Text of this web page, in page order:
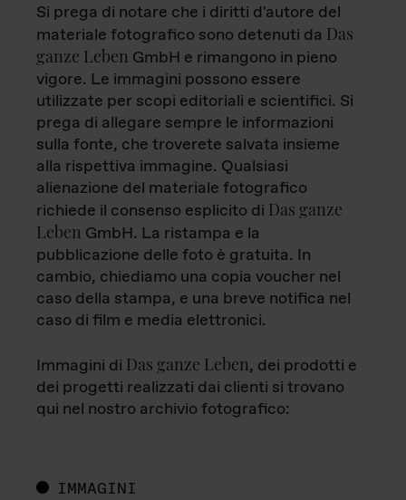
Si prega di notare che i diritti d'autore del
materiale fotografico sono detenuti da Das
ganze Leben GmbH e rimangono in pieno
vigore. Le immagini possono essere
utilizzate per scopi editoriali e scientifici. Si
prega di allegare sempre le informazioni
sulla fonte, che troverete salvata insieme
alla rispettiva immagine. Qualsiasi
alienazione del materiale fotografico
richiede il consenso esplicito di Das ganze
Leben GmbH. La ristampa e la
pubblicazione delle foto è gratuita. In
cambio, chiediamo una copia voucher nel
caso della stampa, e una breve notifica nel
caso di film e media elettronici.
Immagini di Das ganze Leben, dei prodotti e
dei progetti realizzati dai clienti si trovano
qui nel nostro archivio fotografico:
IMMAGINI